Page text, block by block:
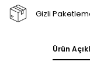
Gizli
Ürün